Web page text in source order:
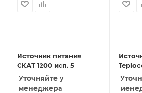
Источник питания
СКАТ 1200 исп. 5
Уточняйте у
менеджера